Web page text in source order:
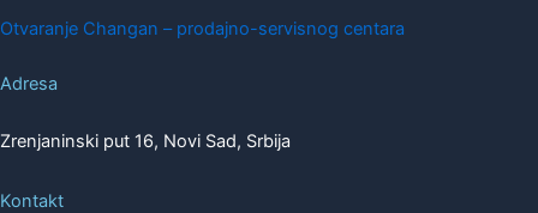
Otvaranje Changan – prodajno-servisnog centara
Adresa
Zrenjaninski put 16, Novi Sad, Srbija
Kontakt